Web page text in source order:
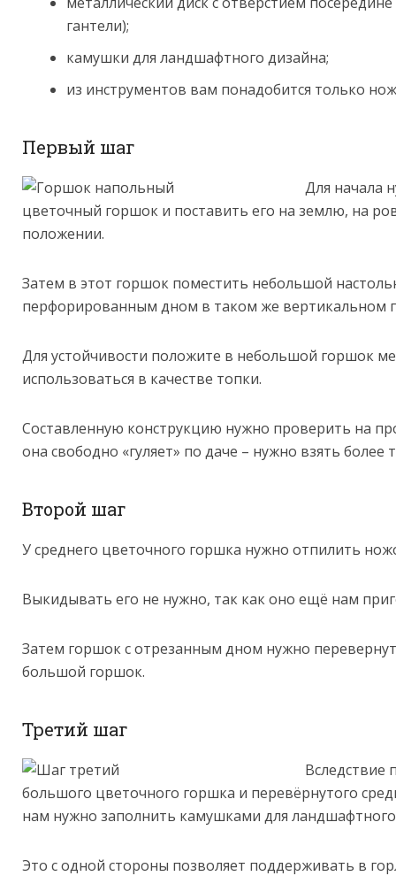
гантели);
камушки для ландшафтного дизайна;
из инструментов вам понадобится только
Первый шаг
Для начала
цветочный горшок и поставить его на землю, на
положении.
Затем в этот горшок поместить небольшой
перфорированным дном в таком же вертикальном
Для устойчивости положите в небольшой горшок
использоваться в качестве топки.
Составленную конструкцию нужно проверить на
она свободно «гуляет» по даче – нужно взять более
Второй шаг
У среднего цветочного горшка нужно отпилить
Выкидывать его не нужно, так как оно ещё нам
Затем горшок с отрезанным дном нужно
большой горшок.
Третий шаг
Вследствие
большого цветочного горшка и перевёрнутого
нам нужно заполнить камушками для
Это с одной стороны позволяет поддерживать в